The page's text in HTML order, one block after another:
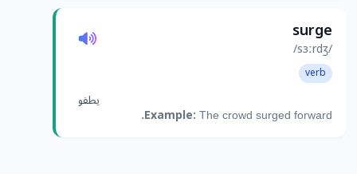
surge
/sɜːrdʒ/
verb
يطفو
Example: The crowd surged forward.